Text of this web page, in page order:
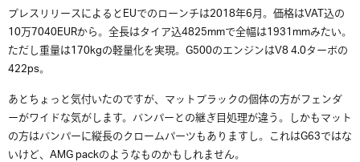
プレスリリースによるとEUでのローンチは2018年6月。価格はVAT込の
10万7040EURから。全長はタイア込4825mmで全幅は1931mmみたい。
ただし重量は170kgの軽量化を実現。G500のエンジンはV8 4.0ターボの
422ps。
あとちょっと気付いたのですが、マットブラックの個体の方がフェンダ
ーがワイドな気がします。バンパーとの継ぎ目処理が違う。しかもマット
の方はバンパーに縦長のクロームパーツもありますし。これはG63ではな
いけど、AMG packのようなものかもしれません。